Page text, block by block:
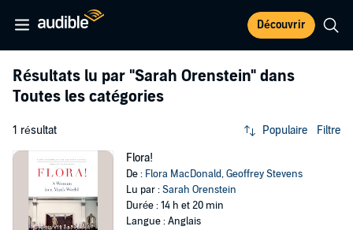
Découvrir
Résultats lu par "Sarah Orenstein" dans
Toutes les catégories
1 résultat Populaire Filtre
Flora!
De : Flora MacDonald,Geoffrey Stevens
Lu par :Sarah Orenstein
Durée : 14 h et 20 min
Langue : Anglais